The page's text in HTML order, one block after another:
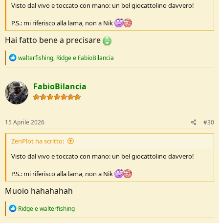
Visto dal vivo e toccato con mano: un bel giocattolino davvero!
P.S.: mi riferisco alla lama, non a Nik
Hai fatto bene a precisare
R
c
t
i
o
s
:
walterfishing, Ridgee FabioBilancia
FabioBilancia
15 Aprile 2026 #30
ZenPlot ha scritto:
Visto dal vivo e toccato con mano: un bel giocattolino davvero!
P.S.: mi riferisco alla lama, non a Nik
Muoio hahahahah
R
Ridgeewalterfishing